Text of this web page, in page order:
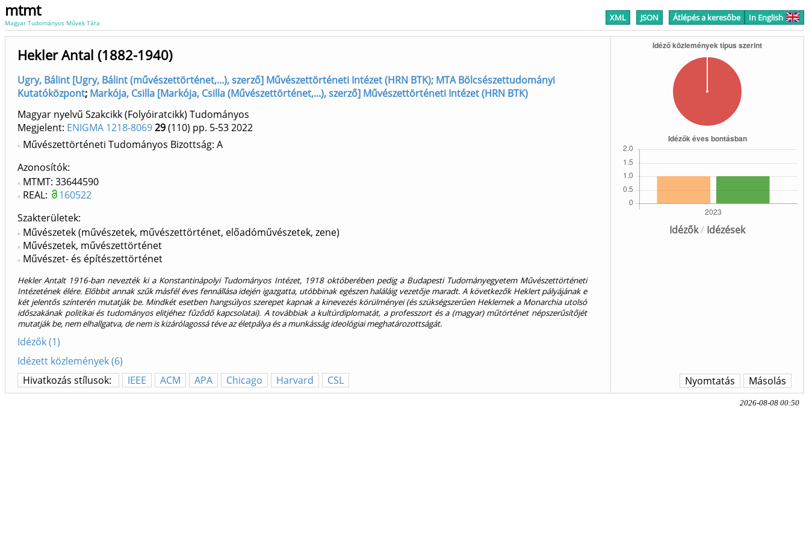
mtmt
Magyar Tudományos Művek Tára XML JSON Átlépés a keresőbe In English
Idézők/ Idézések
Hekler Antal (1882-1940)
Ugry, Bálint [Ugry, Bálint (művészettörténet,...), szerző] Művészettörténeti Intézet (HRN BTK); MTA Bölcsészettudományi
Kutatóközpont; Markója, Csilla [Markója, Csilla (Művészettörténet,...), szerző] Művészettörténeti Intézet (HRN BTK)
Magyar nyelvű Szakcikk (Folyóiratcikk) Tudományos
Megjelent: ENIGMA 1218-806929(110) pp. 5-532022
Művészettörténeti Tudományos Bizottság: A
Azonosítók
MTMT: 33644590
REAL:
160522
Szakterületek:
Művészetek (művészetek, művészettörténet, előadóművészetek, zene)
Művészetek, művészettörténet
Művészet- és építészettörténet
Hekler Antalt 1916-ban nevezték ki a Konstantinápolyi Tudományos Intézet, 1918 októberében pedig a Budapesti Tudományegyetem Művészettörténeti
Intézetének élére. Előbbit annak szűk másfél éves fennállása idején igazgatta, utóbbinak egészen haláláig vezetője maradt. A következők Heklert pályájának e
két jelentős színterén mutatják be. Mindkét esetben hangsúlyos szerepet kapnak a kinevezés körülményei (és szükségszerűen Heklernek a Monarchia utolsó
időszakának politikai és tudományos elitjéhez fűződő kapcsolatai). A továbbiak a kultúrdiplomatát, a professzort és a (magyar) műtörténet népszerűsítőjét
mutatják be, nem elhallgatva, de nem is kizárólagossá téve az életpálya és a munkásság ideológiai meghatározottságát.
Idézők (1)
Idézett közlemények (6)
Hivatkozás stílusok:
IEEE ACM APA Chicago Harvard CSL Másolás
Nyomtatás
2026-08-08 00:50